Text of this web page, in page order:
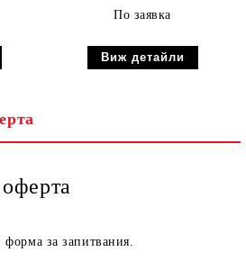
По заявка
Виж детайли
за запитвания.